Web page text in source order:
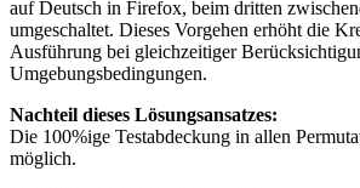
auf Deutsch in Firefox, beim dritten
umgeschaltet. Dieses Vorgehen erhöht die
Ausführung bei gleichzeitiger
Umgebungsbedingungen.
Nachteil dieses Lösungsansatzes:
Die 100%ige Testabdeckung in allen
möglich.